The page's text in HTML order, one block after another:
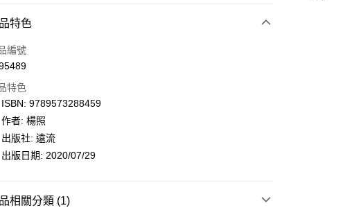
款方式
Pay
禮券
Pay
Pay
付
特色
編號
特色
ISBN: 9789573288459
作者: 楊照
出版社: 遠流
出版日期: 2020/07/29
相關分類 (1)